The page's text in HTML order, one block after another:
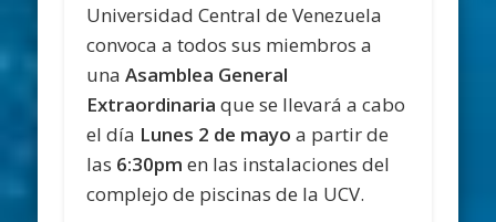
Universidad Central de Venezuela
convoca a todos sus miembros a
unaAsamblea General
Extraordinaria que se llevará a cabo
el día Lunes 2 de mayo a partir de
las 6:30pm en las instalaciones del
complejo de piscinas de la UCV.